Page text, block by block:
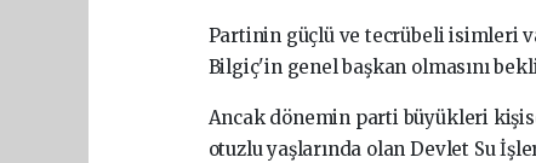
Partinin güçlü ve tecrübeli isimleri
Bilgiç'in genel başkan olmasını
Ancak dönemin parti büyükleri
otuzlu yaşlarında olan Devlet Su